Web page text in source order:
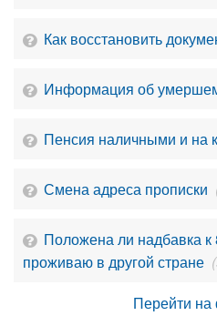
Как восстановить
Информация об
Пенсия наличными и на
Смена адреса прописки
Положена ли надбавка к
проживаю в другой стране
Перейти